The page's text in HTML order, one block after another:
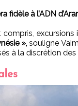
fidèle à l’ADN
excursions
», souligne
à la discrétion des